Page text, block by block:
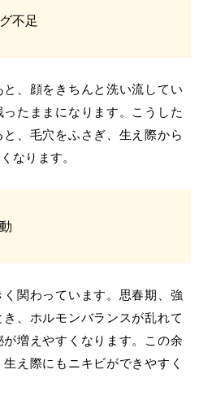
不足
、顔をきちんと洗い流してい
たままになります。こうした
、毛穴をふさぎ、生え際から
なります。
関わっています。思春期、強
、ホルモンバランスが乱れて
増えやすくなります。この余
え際にもニキビができやすく